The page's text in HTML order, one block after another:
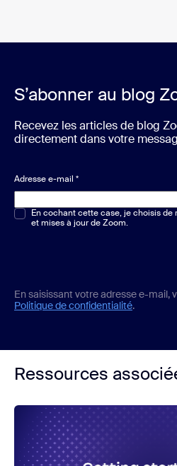
S’abonner au blog
Recevez les articles de blog
directement dans votre
Adresse e-mail *
Choix multiple ou unique*
En cochant cette case, je choisis
et mises à jour de Zoom.
En saisissant votre adresse e-mail,
Politique de confidentialité.
Ressources